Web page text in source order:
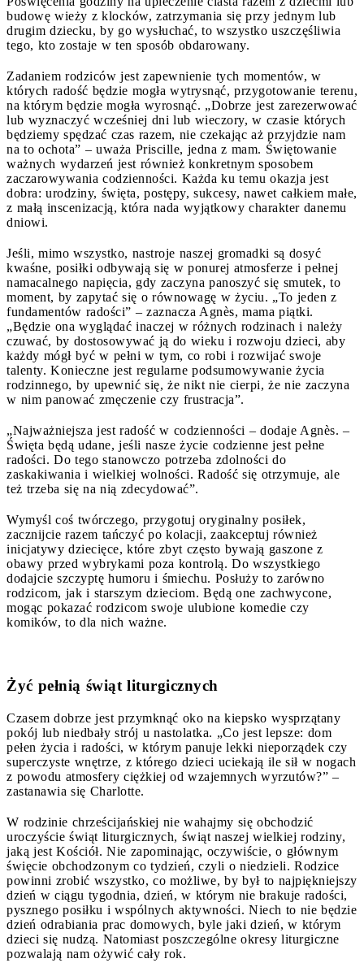
budowę wieży z klocków, zatrzymania się przy jednym lub
drugim dziecku, by go wysłuchać, to wszystko uszczęśliwia
tego, kto zostaje w ten sposób obdarowany.
Zadaniem rodziców jest zapewnienie tych momentów, w
których radość będzie mogła wytrysnąć, przygotowanie terenu,
na którym będzie mogła wyrosnąć. „Dobrze jest zarezerwować
lub wyznaczyć wcześniej dni lub wieczory, w czasie których
będziemy spędzać czas razem, nie czekając aż przyjdzie nam
na to ochota” – uważa Priscille, jedna z mam. Świętowanie
ważnych wydarzeń jest również konkretnym sposobem
zaczarowywania codzienności. Każda ku temu okazja jest
dobra: urodziny, święta, postępy, sukcesy, nawet całkiem małe,
z małą inscenizacją, która nada wyjątkowy charakter danemu
dniowi.
Jeśli, mimo wszystko, nastroje naszej gromadki są dosyć
kwaśne, posiłki odbywają się w ponurej atmosferze i pełnej
namacalnego napięcia, gdy zaczyna panoszyć się smutek, to
moment, by zapytać się o równowagę w życiu. „To jeden z
fundamentów radości” – zaznacza Agnès, mama piątki.
„Będzie ona wyglądać inaczej w różnych rodzinach i należy
czuwać, by dostosowywać ją do wieku i rozwoju dzieci, aby
każdy mógł być w pełni w tym, co robi i rozwijać swoje
talenty. Konieczne jest regularne podsumowywanie życia
rodzinnego, by upewnić się, że nikt nie cierpi, że nie zaczyna
w nim panować zmęczenie czy frustracja”.
„Najważniejsza jest radość w codzienności – dodaje Agnès. –
Święta będą udane, jeśli nasze życie codzienne jest pełne
radości. Do tego stanowczo potrzeba zdolności do
zaskakiwania i wielkiej wolności. Radość się otrzymuje, ale
też trzeba się na nią zdecydować”.
Wymyśl coś twórczego, przygotuj oryginalny posiłek,
zacznijcie razem tańczyć po kolacji, zaakceptuj również
inicjatywy dziecięce, które zbyt często bywają gaszone z
obawy przed wybrykami poza kontrolą. Do wszystkiego
dodajcie szczyptę humoru i śmiechu. Posłuży to zarówno
rodzicom, jak i starszym dzieciom. Będą one zachwycone,
mogąc pokazać rodzicom swoje ulubione komedie czy
komików, to dla nich ważne.
Żyć pełnią świąt liturgicznych
Czasem dobrze jest przymknąć oko na kiepsko wysprzątany
pokój lub niedbały strój u nastolatka. „Co jest lepsze: dom
pełen życia i radości, w którym panuje lekki nieporządek czy
superczyste wnętrze, z którego dzieci uciekają ile sił w nogach
z powodu atmosfery ciężkiej od wzajemnych wyrzutów?” –
zastanawia się Charlotte.
W rodzinie chrześcijańskiej nie wahajmy się obchodzić
uroczyście świąt liturgicznych, świąt naszej wielkiej rodziny,
jaką jest Kościół. Nie zapominając, oczywiście, o głównym
święcie obchodzonym co tydzień, czyli o niedzieli. Rodzice
powinni zrobić wszystko, co możliwe, by był to najpiękniejszy
dzień w ciągu tygodnia, dzień, w którym nie brakuje radości,
pysznego posiłku i wspólnych aktywności. Niech to nie będzie
dzień odrabiania prac domowych, byle jaki dzień, w którym
dzieci się nudzą. Natomiast poszczególne okresy liturgiczne
pozwalają nam ożywić cały rok.